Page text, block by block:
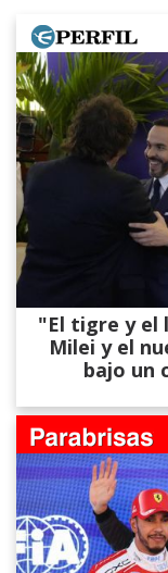
"El tigre y el
Milei y el
bajo un